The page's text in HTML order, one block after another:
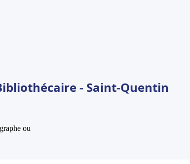
- Saint-Quentin
ou